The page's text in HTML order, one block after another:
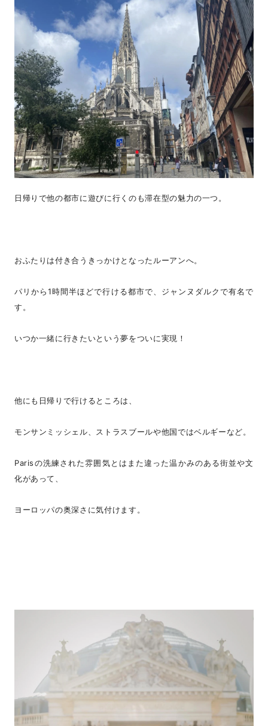
日帰りで他の都市に遊びに行くのも滞在型の魅力の一つ。
おふたりは付き合うきっかけとなったルーアンへ。
パリから1時間半ほどで行ける都市で、ジャンヌダルクで有名で
す。
いつか一緒に行きたいという夢をついに実現！
他にも日帰りで行けるところは、
モンサンミッシェル、ストラスブールや他国ではベルギーなど。
Parisの洗練された雰囲気とはまた違った温かみのある街並や文
化があって、
ヨーロッパの奥深さに気付けます。